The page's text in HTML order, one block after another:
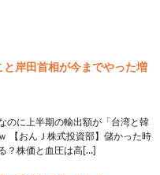
と岸田首相が今までやった増
のに上半期の輸出額が「台湾と韓
【おんＪ株式投資部】儲かった時
？株価と血圧は高[…]